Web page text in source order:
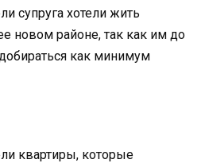
супруга хотели жить
новом районе, так как им до
как минимум
квартиры, которые